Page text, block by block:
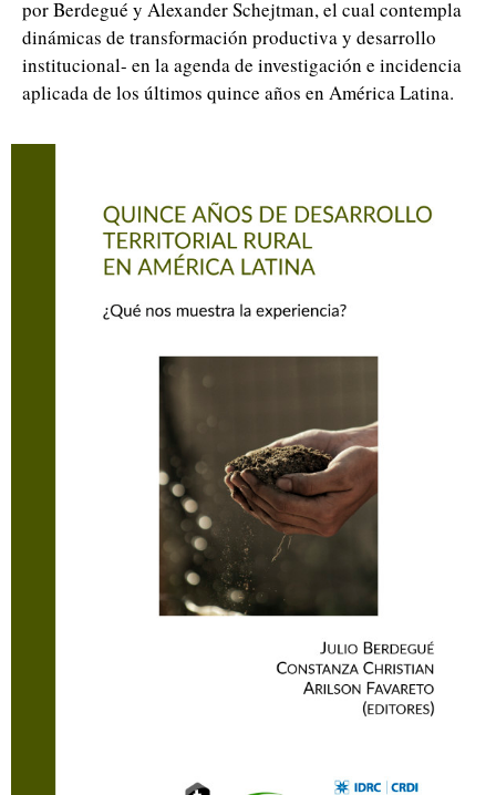
por Berdegué y Alexander Schejtman, el cual contempla
dinámicas de transformación productiva y desarrollo
institucional- en la agenda de investigación e incidencia
aplicada de los últimos quince años en América Latina.